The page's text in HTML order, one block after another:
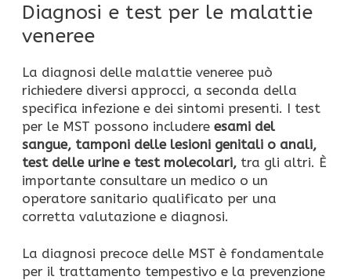
Diagnosi e test per le malattie
veneree
La diagnosi delle malattie veneree può
richiedere diversi approcci, a seconda della
specifica infezione e dei sintomi presenti. I test
per le MST possono includere esami del
sangue, tamponi delle lesioni genitali o anali,
test delle urine e test molecolari, tra gli altri. È
importante consultare un medico o un
operatore sanitario qualificato per una
corretta valutazione e diagnosi.
La diagnosi precoce delle MST è fondamentale
per il trattamento tempestivo e la prevenzione